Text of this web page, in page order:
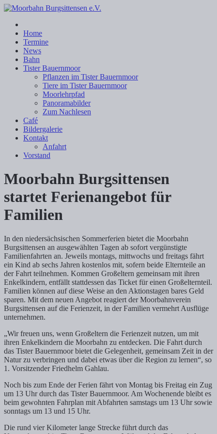
Home
Termine
News
Bahn
Tister Bauernmoor
Pflanzen im Tister Bauernmoor
Tiere im Tister Bauernmoor
Moorlehrpfad
Panoramabilder
Zum Nachlesen
Café
Bildergalerie
Kontakt
Anfahrt
Vorstand
Moorbahn Burgsittensen
startet Ferienangebot für
Familien
In den niedersächsischen Sommerferien bietet die Moorbahn
Burgsittensen an ausgewählten Tagen ab sofort vergünstigte
Familienfahrten an. Jeweils montags, mittwochs und freitags fährt
ein Kind ab sechs Jahren kostenlos mit, sofern beide Elternteile an
der Fahrt teilnehmen. Kommen Großeltern gemeinsam mit ihren
Enkelkindern, entfällt stattdessen das Ticket für einen Großelternteil.
Familien können auf diese Weise an den Aktionstagen bares Geld
sparen. Mit dem neuen Angebot reagiert der Moorbahnverein
Burgsittensen auf die Ferienzeit, in der Familien vermehrt Ausflüge
unternehmen.
„Wir freuen uns, wenn Großeltern die Ferienzeit nutzen, um mit
ihren Enkelkindern die Moorbahn zu entdecken. Die Fahrt durch
das Tister Bauernmoor bietet die Gelegenheit, gemeinsam Zeit in der
Natur zu verbringen und dabei etwas über die Region zu lernen“, so
1. Vorsitzender Friedhelm Gahlau.
Noch bis zum Ende der Ferien fährt von Montag bis Freitag ein Zug
um 13 Uhr durch das Tister Bauernmoor. Am Wochenende bleibt es
beim gewohnten Fahrplan mit Abfahrten samstags um 13 Uhr sowie
sonntags um 13 und 15 Uhr.
Die rund vier Kilometer lange Strecke führt durch das